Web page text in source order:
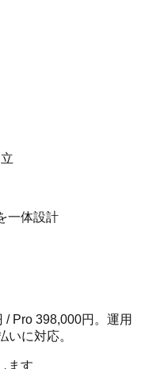
一体設計
/ Pro 398,000円。運用
いに対応。
ます